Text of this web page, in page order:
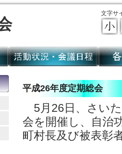
文字サ
平成26年度定期総会
5月26日、さい
会を開催し、自治
町村長及び被表彰